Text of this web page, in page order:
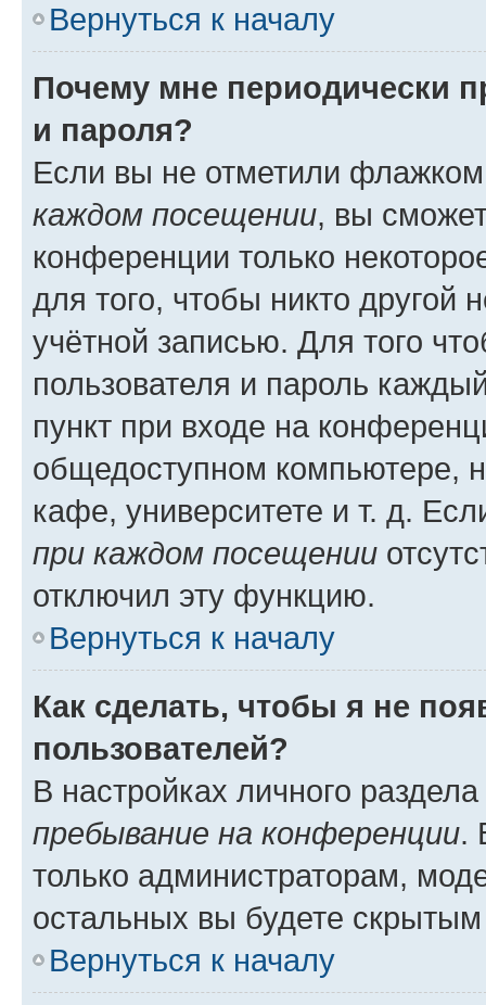
Вернуться к началу
Почему мне периодически
и пароля?
Если вы не отметили
каждом посещении, вы
конференции только
для того, чтобы никто другой
учётной записью. Для того
пользователя и пароль
пункт при входе на
общедоступном компьютере,
кафе, университете и т. д.
при каждом посещении
отключил эту функцию.
Вернуться к началу
Как сделать, чтобы я не
пользователей?
В настройках личного
пребывание на конференции.
только администраторам,
остальных вы будете
Вернуться к началу